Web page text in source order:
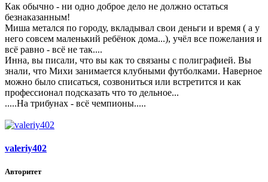
Как обычно - ни одно доброе дело не должно остаться
безнаказанным!
Миша метался по городу, вкладывал свои деньги и время ( а у
него совсем маленький ребёнок дома...), учёл все пожелания и
всё равно - всё не так....
Инна, вы писали, что вы как то связаны с полиграфией. Вы
знали, что Михи занимается клубными футболками. Наверное
можно было списаться, созвониться или встретится и как
профессионал подсказать что то дельное...
.....На трибунах - всё чемпионы.....
valeriy402
Авторитет